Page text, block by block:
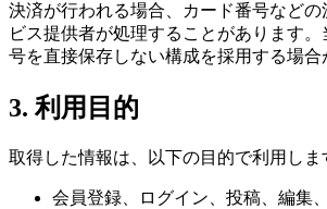
決済が行われる場合、カード番号など
ビス提供者が処理することがあります
号を直接保存しない構成を採用する場合
3. 利用目的
取得した情報は、以下の目的で利用しま
会員登録、ログイン、投稿、編集